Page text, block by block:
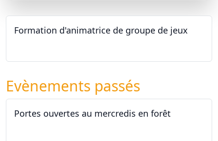
Formation d'animatrice de groupe de jeux
Evènements passés
Portes ouvertes au mercredis en forêt